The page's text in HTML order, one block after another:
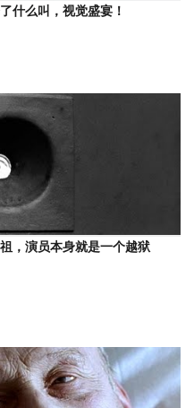
什么叫，视觉盛宴！
，演员本身就是一个越狱